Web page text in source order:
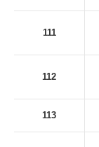
111
112
113